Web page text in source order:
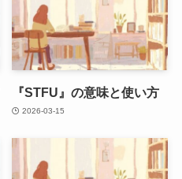
『STFU』の意味と使い方
2026-03-15